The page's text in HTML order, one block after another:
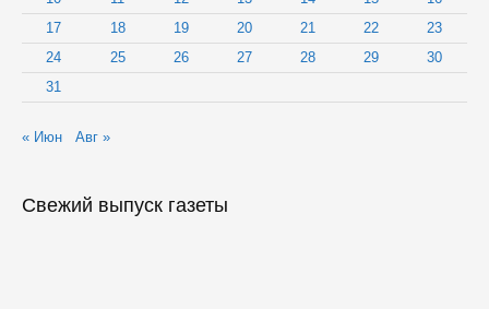
17
18 19 20 21 22
23
24
25 26 27 28 29
30
31
« Июн Авг »
Свежий выпуск газеты